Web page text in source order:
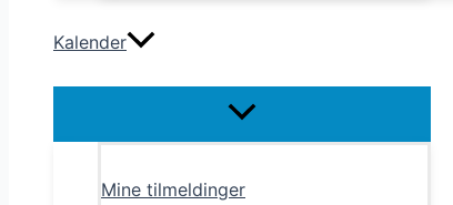
Kalender
Menu
Mine tilmeldinger